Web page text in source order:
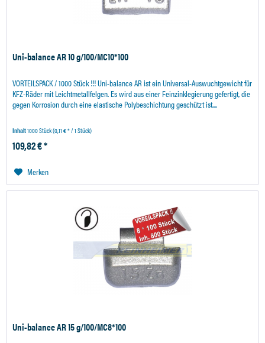
Uni-balance AR 10 g/100/MC10*100
VORTEILSPACK / 1000 Stück !!! Uni-balance AR ist ein Universal-Auswuchtgewicht für
KFZ-Räder mit Leichtmetallfelgen. Es wird aus einer Feinzinklegierung gefertigt, die
gegen Korrosion durch eine elastische Polybeschichtung geschützt ist....
Inhalt1000 Stück(0,11 € * / 1 Stück)
109,82 € *
Merken
Uni-balance AR 15 g/100/MC8*100